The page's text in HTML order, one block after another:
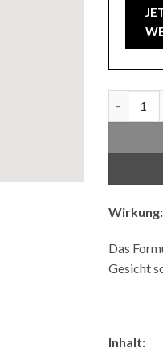
Wirkung:
Das
Gesicht
Inhalt: